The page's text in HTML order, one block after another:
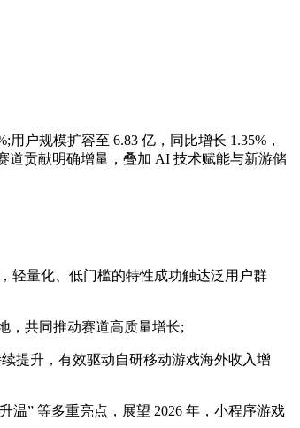
户规模扩容至 6.83 亿，同比增长 1.35%，
道贡献明确增量，叠加 AI 技术赋能与新游储
轻量化、低门槛的特性成功触达泛用户群
，共同推动赛道高质量增长;
提升，有效驱动自研移动游戏海外收入增
” 等多重亮点，展望 2026 年，小程序游戏